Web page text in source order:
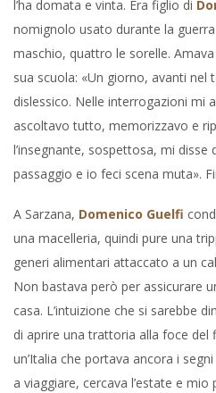
l’ha domata e vinta. Era figlio di
nomignolo usato durante la
maschio, quattro le sorelle.
sua scuola: «Un giorno, avanti nel
dislessico. Nelle interrogazioni mi
ascoltavo tutto, memorizzavo e
l’insegnante, sospettosa, mi
passaggio e io feci scena muta».
A Sarzana, Domenico Guelfi
una macelleria, quindi pure una
generi alimentari attaccato a un
Non bastava però per assicurare
casa. L’intuizione che si sarebbe
di aprire una trattoria alla foce del
un’Italia che portava ancora i
a viaggiare, cercava l’estate e mio